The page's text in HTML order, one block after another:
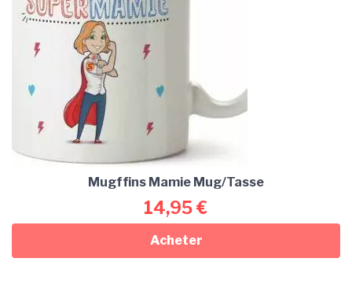
Mugffins Mamie Mug/Tasse
14,95€
Acheter